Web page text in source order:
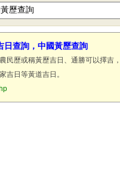
日查詢，中國黃歷查詢
民歷或稱黃歷吉日、通勝可以擇吉
吉日等黃道吉日。